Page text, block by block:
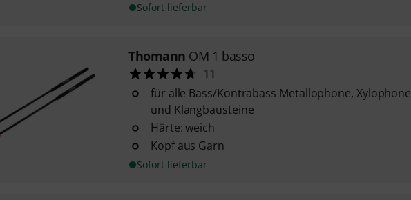
Sofort lieferbar
Thomann OM 1 basso
11
für alle Bass/Kontrabass Metallophone, Xylophone
und Klangbausteine
Härte: weich
Kopf aus Garn
Sofort lieferbar